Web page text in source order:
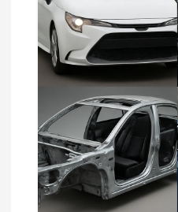
w
p
s
u